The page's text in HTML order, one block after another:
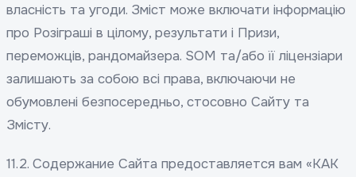
власність та угоди. Зміст може включати інформацію
про Розіграші в цілому, результати і Призи,
переможців, рандомайзера. SOM та/або її ліцензіари
залишають за собою всі права, включаючи не
обумовлені безпосередньо, стосовно Сайту та
Змісту.
11.2. Содержание Сайта предоставляется вам «КАК